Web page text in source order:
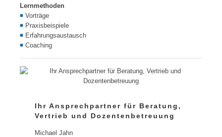
Lernmethoden
◾ Vorträge
◾ Praxisbeispiele
◾ Erfahrungsaustausch
◾ Coaching
Ihr Ansprechpartner für Beratung,
Vertrieb und Dozentenbetreuung
Michael Jahn